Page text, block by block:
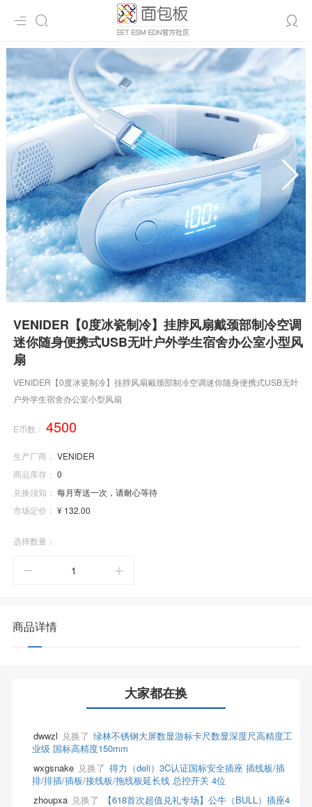
  
VENIDER【0度冰瓷制冷】挂脖风扇戴颈部制冷空调
迷你随身便携式USB无叶户外学生宿舍办公室小型风
扇
VENIDER【0度冰瓷制冷】挂脖风扇戴颈部制冷空调迷你随身便携式USB无叶
户外学生宿舍办公室小型风扇
E币数： 4500
生产厂商： VENIDER
商品库存： 0
兑换须知： 每月寄送一次，请耐心等待
市场定价： ¥ 132.00
选择数量：
 
商品详情
大家都在换
dwwzl 兑换了 绿林不锈钢大屏数显游标卡尺数显深度尺高精度工
业级 国标高精度150mm
wxgsnake 兑换了 得力（deli）3C认证国标安全插座 插线板/插
排/排插/插板/接线板/拖线板延长线 总控开关 4位
zhoupxa 兑换了
【618首次超值兑礼专场】公牛（BULL）插座4